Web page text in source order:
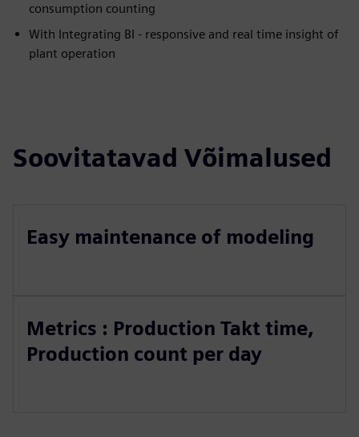
consumption counting
With Integrating BI - responsive and real time insight of
plant operation
Soovitatavad Võimalused
Easy maintenance of modeling
Metrics : Production Takt time,
Production count per day